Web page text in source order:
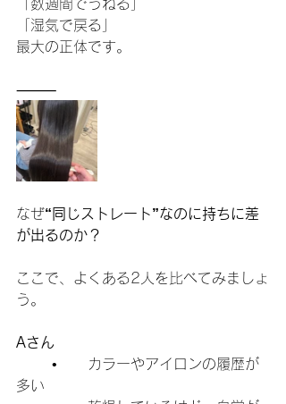
「数週間でうねる」
「湿気で戻る」
最大の正体です。
⸻
なぜ“同じストレート”なのに持ちに差
が出るのか？
ここで、よくある2人を比べてみましょ
う。
Aさん
多い